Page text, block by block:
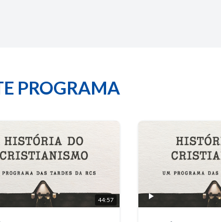
PROGRAMA
44:57